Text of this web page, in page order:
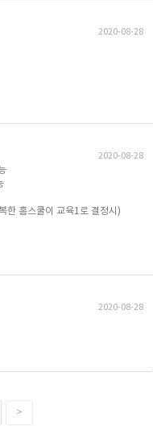
2020-08-28
2020-08-28
한 홈스쿨이 교육1로 결정시)
2020-08-28
>